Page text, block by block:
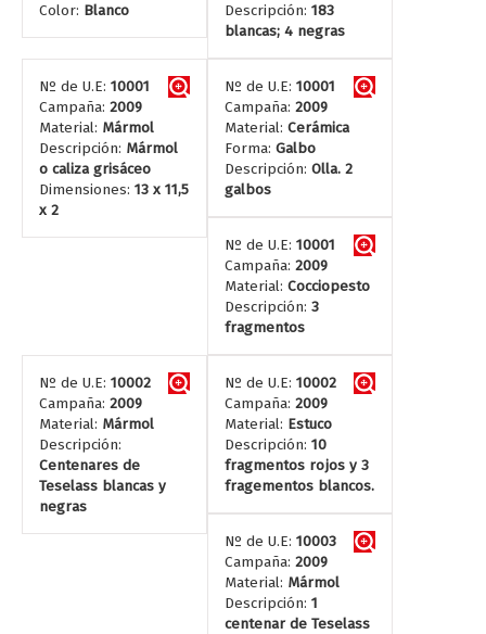
Color: Blanco
Descripción: 183
blancas; 4 negras
Nº de U.E: 10001
Campaña: 2009
Material: Mármol
Descripción: Mármol
o caliza grisáceo
Dimensiones: 13 x 11,5
x 2
Nº de U.E: 10001
Campaña: 2009
Material: Cerámica
Forma: Galbo
Descripción: Olla. 2
galbos
Nº de U.E: 10001
Campaña: 2009
Material: Cocciopesto
Descripción: 3
fragmentos
Nº de U.E: 10002
Campaña: 2009
Material: Mármol
Descripción:
Centenares de
Teselass blancas y
negras
Nº de U.E: 10002
Campaña: 2009
Material: Estuco
Descripción: 10
fragmentos rojos y 3
fragementos blancos.
Nº de U.E: 10003
Campaña: 2009
Material: Mármol
Descripción: 1
centenar de Teselass